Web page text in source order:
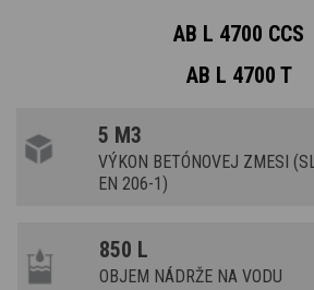
AB L 4700 CCS
AB L 4700 T
5 M3
VÝKON BETÓNOVEJ ZMESI
EN 206-1)
850 L
OBJEM NÁDRŽE NA VODU